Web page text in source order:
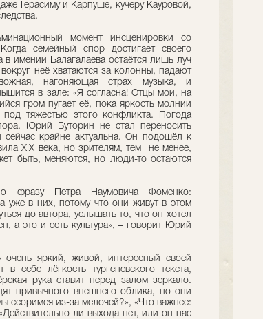
Герасиму и Карпуше, кучеру Кауровой,
момент инсценировки со
семейный спор достигает своего
имении Балагалаева остаётся лишь луч
неё хватаются за колонны, падают
нагоняющая страх музыка, и
в зале: «Я согласна! Отцы мои, на
гром пугает её, пока яркость молнии
тяжестью этого конфликта. Погода
Юрий Буторин не стал переносить
крайне актуальна. Он подошёл к
ХIX века, но зрителям, тем не менее,
быть, меняются, но люди-то остаются
фразу Петра Наумовича Фоменко:
уже в них, потому что они живут в этом
до автора, услышать то, что он хотел
а это и есть культура», – говорит Юрий
очень яркий, живой, интересный своей
в себе лёгкость тургеневского текста,
рука ставит перед залом зеркало.
привычного внешнего облика, но они
ссоримся из-за мелочей?», «Что важнее:
ли выхода нет, или он нас